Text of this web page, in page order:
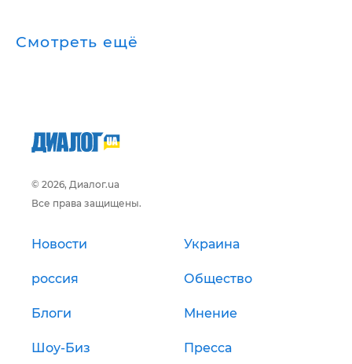
Смотреть ещё
© 2026, Диалог.ua
Все права защищены.
Новости Украина
россия Общество
Блоги Мнение
Шоу-Биз Пресса